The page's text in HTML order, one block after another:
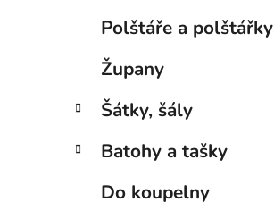
Polštáře a polštářky
Župany
Šátky, šály
Batohy a tašky
Do koupelny